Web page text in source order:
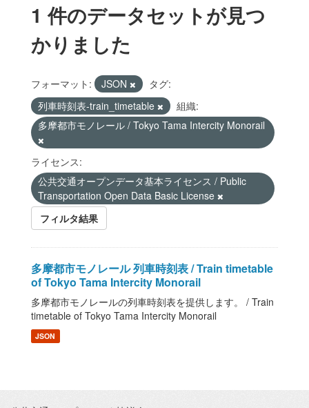
1 件のデータセットが見つ
かりました
フォーマット: JSON
タグ:
列車時刻表-train_timetable
組織:
多摩都市モノレール / Tokyo Tama Intercity Monorail
ライセンス:
公共交通オープンデータ基本ライセンス / Public
Transportation Open Data Basic License
フィルタ結果
多摩都市モノレール 列車時刻表 / Train timetable
of Tokyo Tama Intercity Monorail
多摩都市モノレールの列車時刻表を提供します。 / Train
timetable of Tokyo Tama Intercity Monorail
JSON